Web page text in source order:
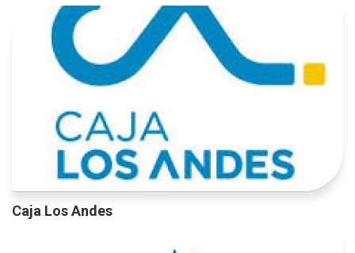
Caja Los Andes